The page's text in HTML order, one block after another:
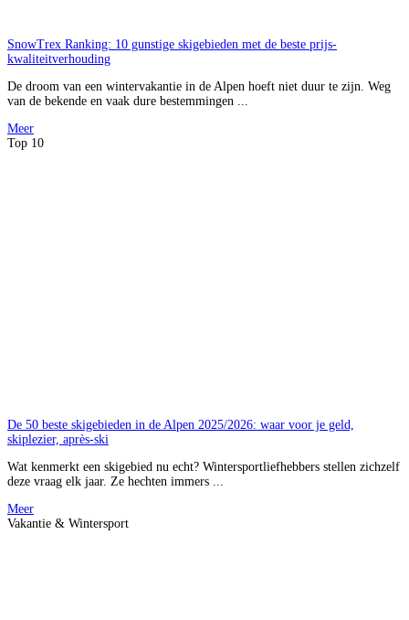
SnowTrex Ranking: 10 gunstige skigebieden met de beste prijs-
kwaliteitverhouding
De droom van een wintervakantie in de Alpen hoeft niet duur te zijn. Weg
van de bekende en vaak dure bestemmingen ...
Meer
Top 10
De 50 beste skigebieden in de Alpen 2025/2026: waar voor je geld,
skiplezier, après-ski
Wat kenmerkt een skigebied nu echt? Wintersportliefhebbers stellen zichzelf
deze vraag elk jaar. Ze hechten immers ...
Meer
Vakantie & Wintersport